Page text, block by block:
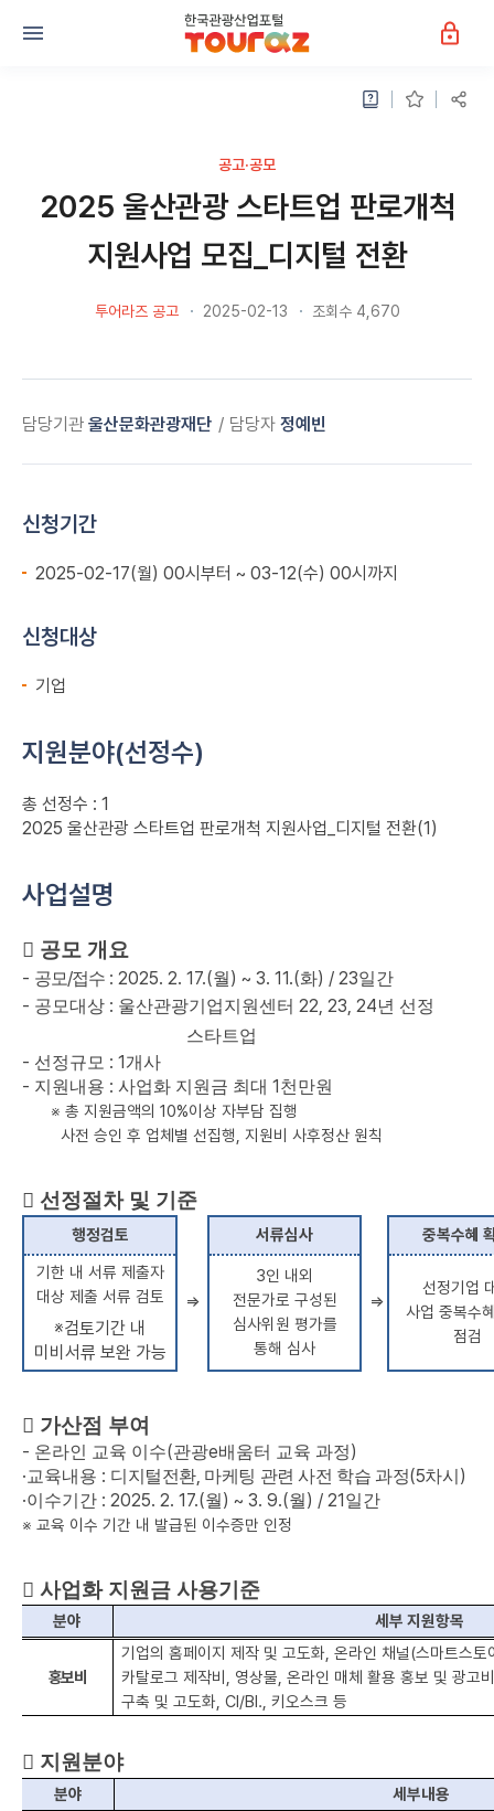
공고·공모
2025 울산관광 스타트업 판로개척
지원사업 모집_디지털 전환
투어라즈 공고 2025-02-13 조회수 4,670
담당기관 울산문화관광재단 담당자 정예빈
신청기간
2025-02-17(월) 00시부터 ~ 03-12(수) 00시까지
신청대상
기업
지원분야(선정수)
총 선정수 : 1
2025 울산관광 스타트업 판로개척 지원사업_디지털 전환(1)
사업설명
 공모 개요
- 공모/접수 : 2025. 2. 17.(월) ~ 3. 11.(화) / 23일간
- 공모대상 : 울산관광기업지원센터 22, 23, 24년 선정
스타트업
- 선정규모 : 1개사
- 지원내용 : 사업화 지원금 최대 1천만원
※ 총 지원금액의 10%이상 자부담 집행
사전 승인 후 업체별 선집행 지원비 사후정산 원칙
 선정절차 및 기준
행정검토 서류심사
중복수혜
기한 내 서류 제출자
대상 제출 서류 검토
※검토기간 내
미비서류 보완 가능
⇒
3인 내외
전문가로 구성된
심사위원 평가를
통해 심사
⇒
선정기업
사업 중복수
점검
 가산점 부여
- 온라인 교육 이수(관광e배움터 교육 과정)
·교육내용 : 디지털전환 마케팅 관련 사전 학습 과정(5차시 )
·이수기간 : 2025. 2. 17.(월) ~ 3. 9.(월) / 21일간
※ 교육 이수 기간 내 발급된 이수증만 인정
 사업화 지원금 사용기준
분야 세부 지원항목
홍보비
기업의 홈페이지 제작 및 고도화 온라인 채널(스마트스토
카탈로그 제작비
영상물 온라인 매체 활용 홍보 및 광고비
구축 및 고도화 , CI/BI., 키오스크 등
 지원분야
분야 세부내용